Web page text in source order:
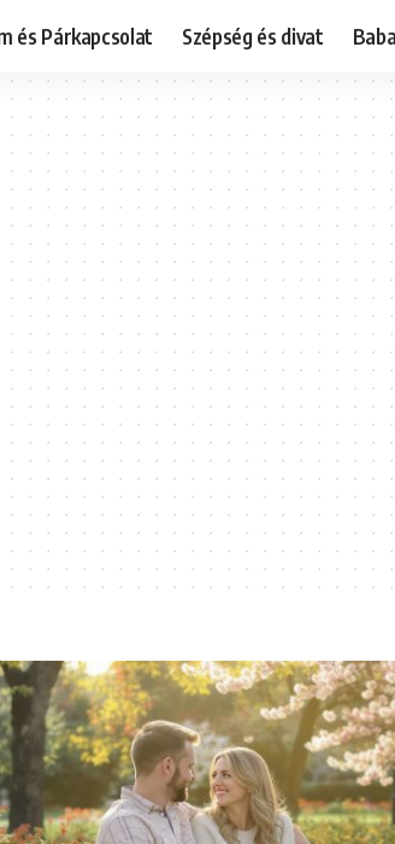
és Párkapcsolat Szépség és divat